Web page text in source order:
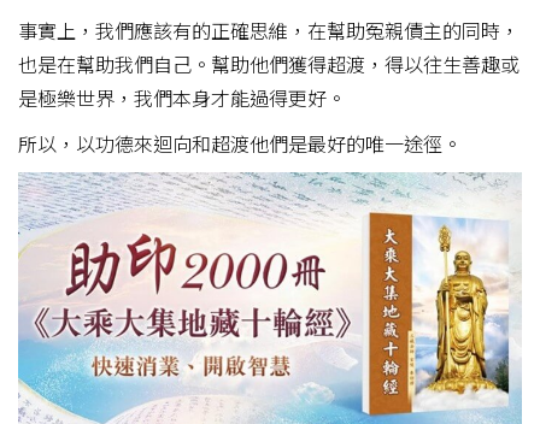
事實上，我們應該有的正確思維，在幫助冤親債主的同時，
也是在幫助我們自己。幫助他們獲得超渡，得以往生善趣或
是極樂世界，我們本身才能過得更好。
所以，以功德來迴向和超渡他們是最好的唯一途徑。